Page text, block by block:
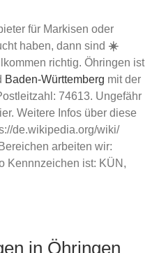
für Markisen oder
haben, dann sind ☀️
richtig. Öhringen ist
Baden-Württemberg mit der
74613. Ungefähr
Weitere Infos über diese
de.wikipedia.org/wiki/
arbeiten wir:
Kennnzeichen ist: KÜN,
in Öhringen